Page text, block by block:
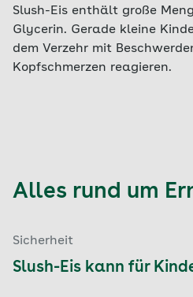
Slush-Eis enthält große
Glycerin. Gerade kleine
dem Verzehr mit
Kopfschmerzen reagieren.
Alles rund um
Sicherheit
Slush-Eis kann für